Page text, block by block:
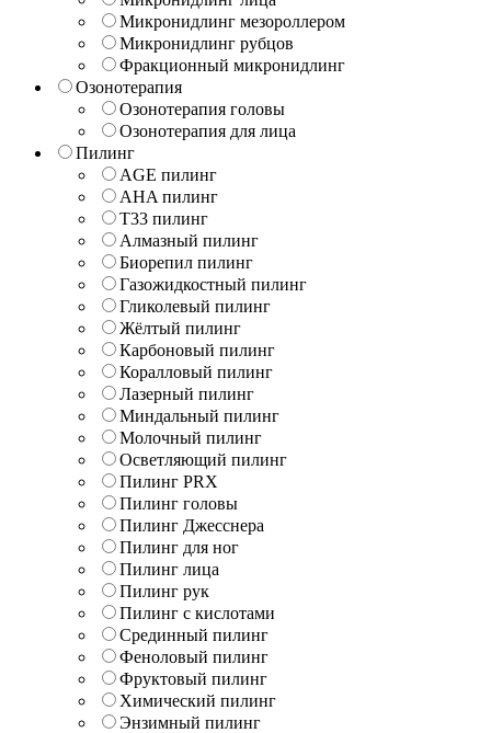
Микронидлинг мезороллером
Микронидлинг рубцов
Фракционный микронидлинг
Озонотерапия
Озонотерапия головы
Озонотерапия для лица
Пилинг
AGE пилинг
AHA пилинг
T33 пилинг
Алмазный пилинг
Биорепил пилинг
Газожидкостный пилинг
Гликолевый пилинг
Жёлтый пилинг
Карбоновый пилинг
Коралловый пилинг
Лазерный пилинг
Миндальный пилинг
Молочный пилинг
Осветляющий пилинг
Пилинг PRX
Пилинг головы
Пилинг Джесснера
Пилинг для ног
Пилинг лица
Пилинг рук
Пилинг с кислотами
Срединный пилинг
Феноловый пилинг
Фруктовый пилинг
Химический пилинг
Энзимный пилинг